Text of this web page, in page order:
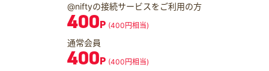
@niftyの接続サービスをご利用の方
400P (400円相当)
通常会員
400P (400円相当)